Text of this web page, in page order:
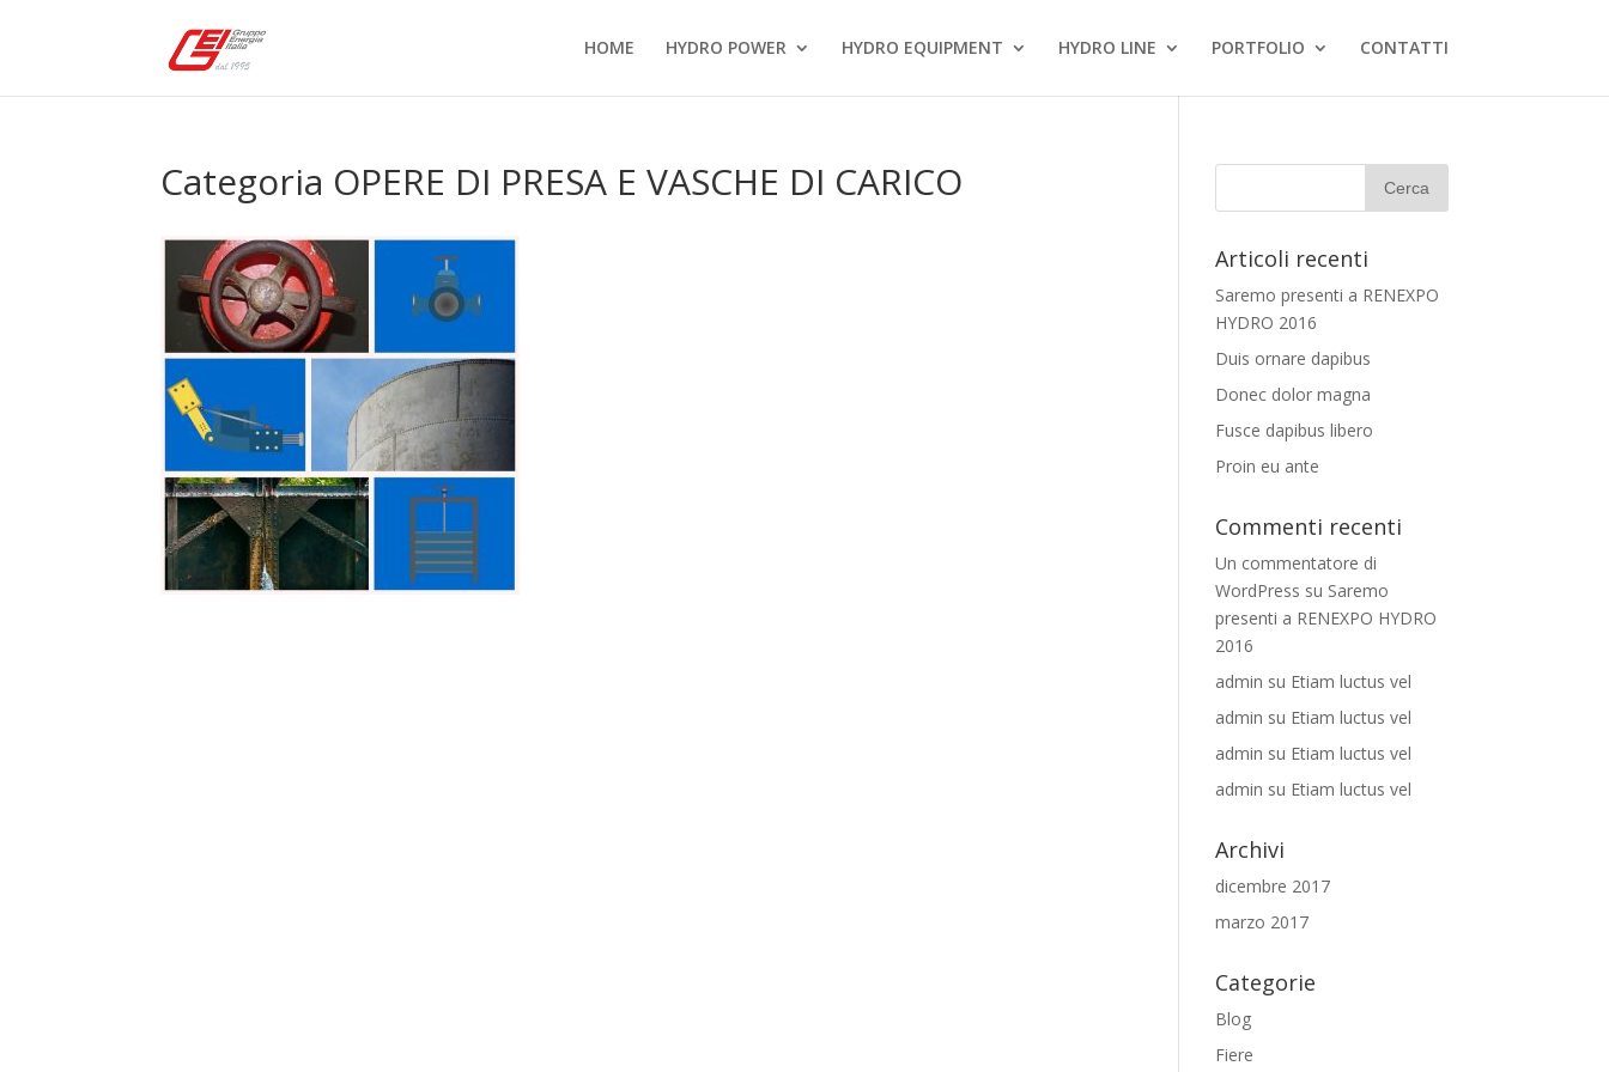
HOME HYDRO POWER HYDRO EQUIPMENT HYDRO LINE PORTFOLIO CONTATTI
Categoria OPERE DI PRESA E VASCHE DI CARICO
Articoli recenti
Saremo presenti a RENEXPO
HYDRO 2016
Duis ornare dapibus
Donec dolor magna
Fusce dapibus libero
Proin eu ante
Commenti recenti
Un commentatore di
WordPress su Saremo
presenti a RENEXPO HYDRO
2016
admin su Etiam luctus vel
admin su Etiam luctus vel
admin su Etiam luctus vel
admin su Etiam luctus vel
Archivi
dicembre 2017
marzo 2017
Categorie
Blog
Fiere